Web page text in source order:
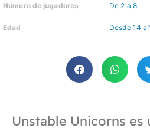
Número de jugadores De 2 a 8
Edad Desde 14
Unstable Unicorns es